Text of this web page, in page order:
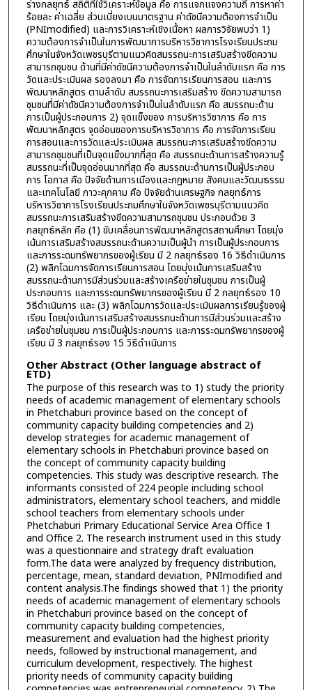
ร่างกลยุทธ์ สถิติที่ใช้วิเคราะห์ข้อมูล คือ การแจกแจงความถี่ การหาค่า
ร้อยละ ค่าเฉลี่ย ส่วนเบี่ยงเบนมาตรฐาน ค่าดัชนีความต้องการจำเป็น
(PNImodified) และการวิเคราะห์เชิงเนื้อหา ผลการวิจัยพบว่า 1)
ความต้องการจำเป็นในการพัฒนาการบริหารวิชาการโรงเรียนประถม
ศึกษาในจังหวัดเพชรบุรีตามแนวคิดสมรรถนะการเสริมสร้างขีดความ
สามารถชุมชน ด้านที่มีค่าดัชนีความต้องการจำเป็นในลำดับแรก คือ การ
วัดและประเมินผล รองลงมา คือ การจัดการเรียนการสอน และการ
พัฒนาหลักสูตร ตามลำดับ สมรรถนะการเสริมสร้าง ขีดความสามารถ
ชุมชนที่มีค่าดัชนีความต้องการจำเป็นในลำดับแรก คือ สมรรถนะด้าน
การเป็นผู้ประกอบการ 2) จุดแข็งของ การบริหารวิชาการ คือ การ
พัฒนาหลักสูตร จุดอ่อนของการบริหารวิชาการ คือ การจัดการเรียน
การสอนและการวัดและประเมินผล สมรรถนะการเสริมสร้างขีดความ
สามารถชุมชนที่เป็นจุดแข็งมากที่สุด คือ สมรรถนะด้านการสร้างความรู้
สมรรถนะที่เป็นจุดอ่อนมากที่สุด คือ สมรรถนะด้านการเป็นผู้ประกอบ
การ โอกาส คือ ปัจจัยด้านการเมืองและกฎหมาย สังคมและวัฒนธรรม
และเทคโนโลยี ภาวะคุกคาม คือ ปัจจัยด้านเศรษฐกิจ กลยุทธ์การ
บริหารวิชาการโรงเรียนประถมศึกษาในจังหวัดเพชรบุรีตามแนวคิด
สมรรถนะการเสริมสร้างขีดความสามารถชุมชน ประกอบด้วย 3
กลยุทธ์หลัก คือ (1) ขับเคลื่อนการพัฒนาหลักสูตรสถานศึกษา โดยมุ่ง
เน้นการเสริมสร้างสมรรถนะด้านความเป็นผู้นำ การเป็นผู้ประกอบการ
และการระดมทรัพยากรของผู้เรียน มี 2 กลยุทธ์รอง 16 วิธีดำเนินการ
(2) พลิกโฉมการจัดการเรียนการสอน โดยมุ่งเน้นการเสริมสร้าง
สมรรถนะด้านการมีส่วนร่วมและสร้างเครือข่ายในชุมชน การเป็นผู้
ประกอบการ และการระดมทรัพยากรของผู้เรียน มี 2 กลยุทธ์รอง 10
วิธีดำเนินการ และ (3) พลิกโฉมการวัดและประเมินผลการเรียนรู้ของผู้
เรียน โดยมุ่งเน้นการเสริมสร้างสมรรถนะด้านการมีส่วนร่วมและสร้าง
เครือข่ายในชุมชน การเป็นผู้ประกอบการ และการระดมทรัพยากรของผู้
เรียน มี 3 กลยุทธ์รอง 15 วิธีดำเนินการ
Other Abstract (Other language abstract of
ETD)
The purpose of this research was to 1) study the priority
needs of academic management of elementary schools
in Phetchaburi province based on the concept of
community capacity building competencies and 2)
develop strategies for academic management of
elementary schools in Phetchaburi province based on
the concept of community capacity building
competencies. This study was descriptive research. The
informants consisted of 224 people including school
administrators, elementary school teachers, and middle
school teachers from elementary schools under
Phetchaburi Primary Educational Service Area Office 1
and Office 2. The research instrument used in this study
was a questionnaire and strategy draft evaluation
form.The data were analyzed by frequency distribution,
percentage, mean, standard deviation, PNImodified and
content analysis.The findings showed that 1) the priority
needs of academic management of elementary schools
in Phetchaburi province based on the concept of
community capacity building competencies,
measurement and evaluation had the highest priority
needs, followed by instructional management, and
curriculum development, respectively. The highest
priority needs of community capacity building